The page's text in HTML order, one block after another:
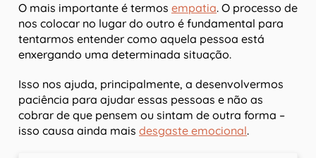
O mais importante é termos empatia. O processo de
nos colocar no lugar do outro é fundamental para
tentarmos entender como aquela pessoa está
enxergando uma determinada situação.
Isso nos ajuda, principalmente, a desenvolvermos
paciência para ajudar essas pessoas e não as
cobrar de que pensem ou sintam de outra forma –
isso causa ainda mais desgaste emocional.